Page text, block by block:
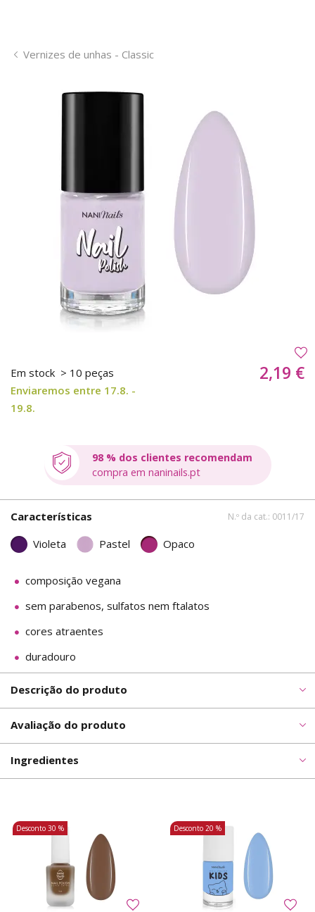
Vernizes de unhas - Classic
Em stock > 10 peças
Enviaremos entre 17.8. -
19.8.
2,19 €
98 % dos clientes recomendam
compra em naninails.pt
Características N.º da cat.: 0011/17
Violeta Pastel Opaco
composição vegana
sem parabenos, sulfatos nem ftalatos
cores atraentes
duradouro
Descrição do produto
Avaliação do produto
Ingredientes
Desconto 30 % Desconto 20 %